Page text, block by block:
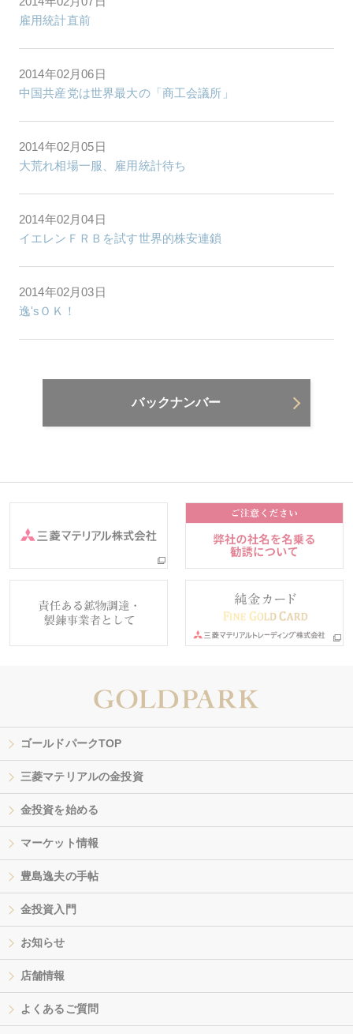
雇用統計直前
2014年02月06日
中国共産党は世界最大の「商工会議所」
2014年02月05日
大荒れ相場一服、雇用統計待ち
2014年02月04日
イエレンＦＲＢを試す世界的株安連鎖
2014年02月03日
逸'sＯＫ！
バックナンバー
ゴールドパークTOP
三菱マテリアルの金投資
金投資を始める
マーケット情報
豊島逸夫の手帖
金投資入門
お知らせ
店舗情報
よくあるご質問